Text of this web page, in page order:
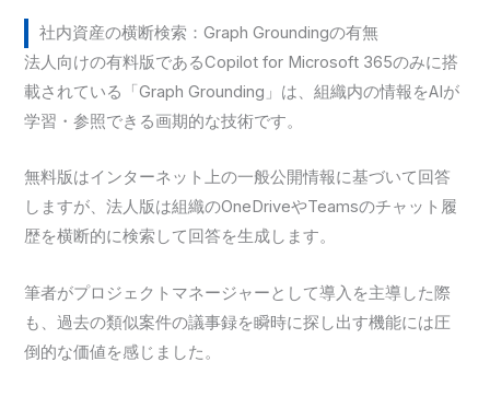
社内資産の横断検索：Graph Groundingの有無
法人向けの有料版であるCopilot for Microsoft 365のみに搭
載されている「Graph Grounding」は、組織内の情報をAIが
学習・参照できる画期的な技術です。
無料版はインターネット上の一般公開情報に基づいて回答
しますが、法人版は組織のOneDriveやTeamsのチャット履
歴を横断的に検索して回答を生成します。
筆者がプロジェクトマネージャーとして導入を主導した際
も、過去の類似案件の議事録を瞬時に探し出す機能には圧
倒的な価値を感じました。